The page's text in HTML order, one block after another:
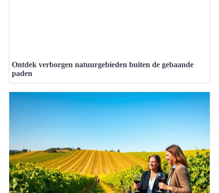
Ontdek verborgen natuurgebieden buiten de gebaande
paden